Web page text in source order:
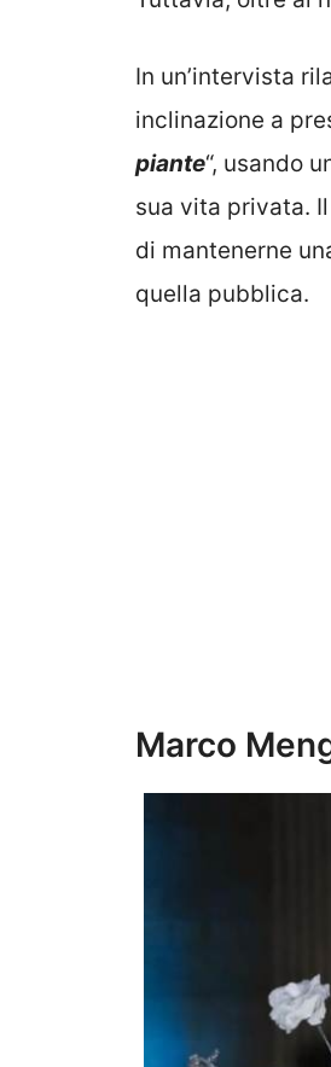
In un’intervista
inclinazione a
piante“, usando
sua vita privata.
di mantenerne
quella pubblica.
Marco